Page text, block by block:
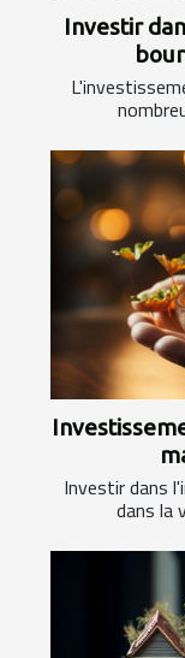
Investir
Investir dans
dans la